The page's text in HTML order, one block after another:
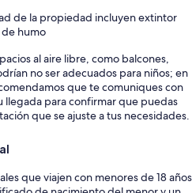
de la propiedad incluyen extintor
humo
al aire libre, como balcones,
no ser adecuados para niños; en
que te comuniques con
llegada para confirmar que puedas
que se ajuste a tus necesidades.
que viajen con menores de 18 años